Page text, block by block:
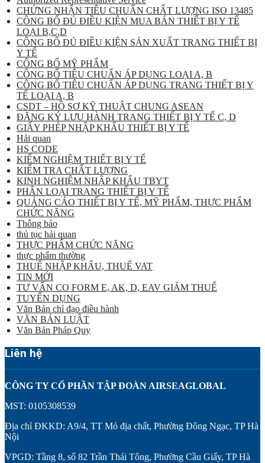
CHỨNG NHẬN TIÊU CHUẨN CHẤT LƯỢNG ISO 13485
CÔNG BỐ ĐỦ ĐIỀU KIỆN MUA BÁN THIẾT BỊ Y TẾ
LOẠI B,C,D
CÔNG BỐ ĐỦ ĐIỀU KIỆN SẢN XUẤT TRANG THIẾT BỊ
Y TẾ
CÔNG BỐ MỸ PHẨM
CÔNG BỐ TIÊU CHUẨN ÁP DỤNG LOẠI A, B
CÔNG BỐ TIÊU CHUẨN ÁP DỤNG TRANG THIẾT BỊ Y
TẾ LOẠI A, B
CSDT – HỒ SƠ KỸ THUẬT CHUNG ASEAN
ĐĂNG KÝ LƯU HÀNH TRANG THIẾT BỊ Y TẾ C, D
GIẤY PHÉP NHẬP KHẨU THIẾT BỊ Y TẾ
Hải quan
HS CODE
KIỂM NGHIỆM THIẾT BỊ Y TẾ
KIỂM TRA CHẤT LƯỢNG
KINH NGHIỆM NHẬP KHẨU TBYT
PHÂN LOẠI TRANG THIẾT BỊ Y TẾ
QUẢNG CÁO THIẾT BỊ Y TẾ, MỸ PHẨM, THỰC PHẨM
CHỨC NĂNG
Thông báo
thủ tục hải quan
THỰC PHẨM CHỨC NĂNG
thực phẩm thường
THUẾ NHẬP KHẨU, THUẾ VAT
TIN MỚI
TƯ VẤN CO FORM E, AK, D, EAV GIẢM THUẾ
TUYỂN DỤNG
Văn Bản chỉ đạo điều hành
VĂN BẢN LUẬT
Văn Bản Pháp Quy
Liên hệ
CÔNG TY CỔ PHẦN TẬP ĐOÀN AIRSEAGLOBAL
MST: 0105308539
Địa chỉ ĐKKD: A9/4, TT Mỏ địa chất, Phường Đông Ngạc, TP Hà
Nội
VPGD: Tầng 8, số 82 Trần Thái Tông, Phường Cầu Giấy, TP Hà